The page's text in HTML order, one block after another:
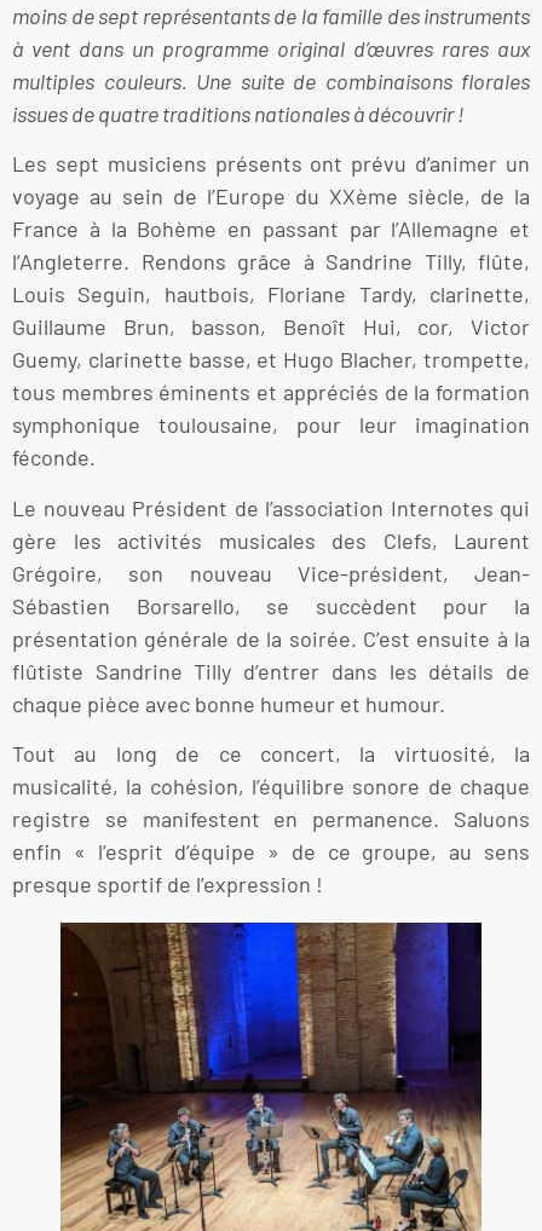
moins de sept représentants de la famille des instruments
à vent dans un programme original d’œuvres rares aux
multiples couleurs. Une suite de combinaisons florales
issues de quatre traditions nationales à découvrir !
Les sept musiciens présents ont prévu d’animer un
voyage au sein de l’Europe du XXème siècle, de la
France à la Bohème en passant par l’Allemagne et
l’Angleterre. Rendons grâce à Sandrine Tilly, flûte,
Louis Seguin, hautbois, Floriane Tardy, clarinette,
Guillaume Brun, basson, Benoît Hui, cor, Victor
Guemy, clarinette basse, et Hugo Blacher, trompette,
tous membres éminents et appréciés de la formation
symphonique toulousaine, pour leur imagination
féconde.
Le nouveau Président de l’association Internotes qui
gère les activités musicales des Clefs, Laurent
Grégoire, son nouveau Vice-président, Jean-
Sébastien Borsarello, se succèdent pour la
présentation générale de la soirée. C’est ensuite à la
flûtiste Sandrine Tilly d’entrer dans les détails de
chaque pièce avec bonne humeur et humour.
Tout au long de ce concert, la virtuosité, la
musicalité, la cohésion, l’équilibre sonore de chaque
registre se manifestent en permanence. Saluons
enfin « l’esprit d’équipe » de ce groupe, au sens
presque sportif de l’expression !